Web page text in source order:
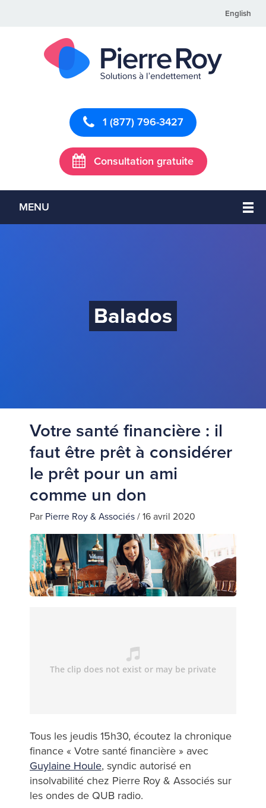
English
1 (877) 796-3427
Consultation gratuite
MENU
Balados
Votre santé financière : il
faut être prêt à considérer
le prêt pour un ami
comme un don
Par Pierre Roy & Associés / 16 avril 2020
Tous les jeudis 15h30, écoutez la chronique
finance « Votre santé financière » avec
Guylaine Houle, syndic autorisé en
insolvabilité chez Pierre Roy & Associés sur
les ondes de QUB radio.